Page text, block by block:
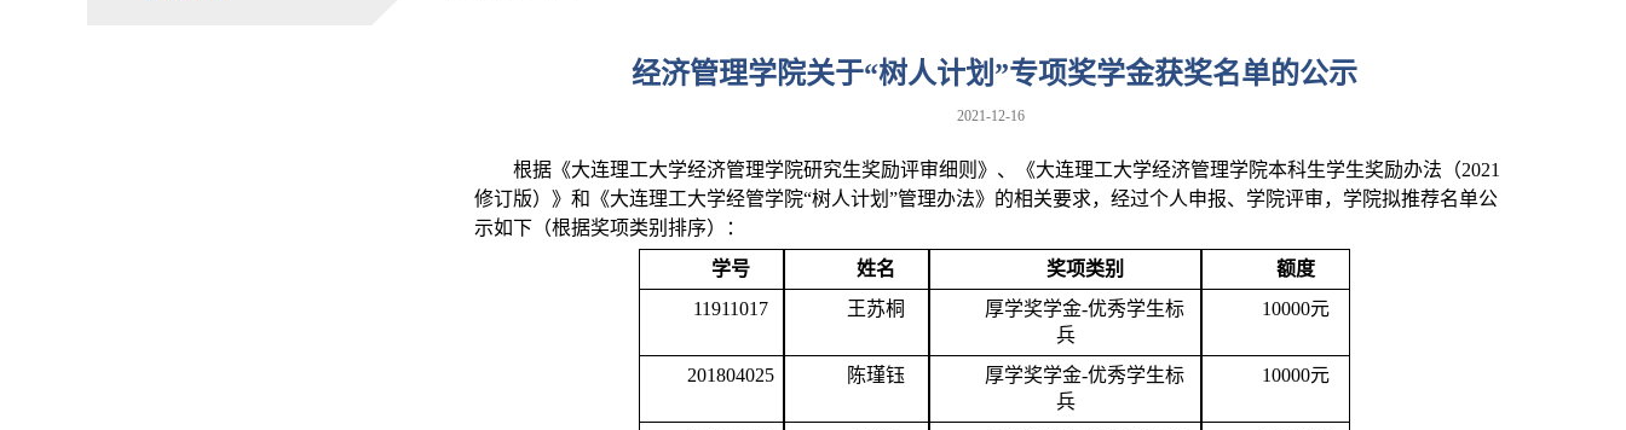
经济管理学院关于“树人计划”专项奖学金获奖名单的公示
2021-12-16
根据《大连理工大学经济管理学院研究生奖励评审细则》 、 《大连理工大学经济管理学院本科生学生奖励办法（2021
修订版） 》和《大连理工大学经管学院“树人计划 ”管理办法》的相关要求，经过个人申报、学院评审，学院拟推荐名单公
示如下（根据奖项类别排序）：
学号
姓名 奖项类别
额度
11911017
王苏桐 厚学奖学金-优秀学生标
兵
10000元
201804025 陈瑾钰 厚学奖学金-优秀学生标
兵
10000元